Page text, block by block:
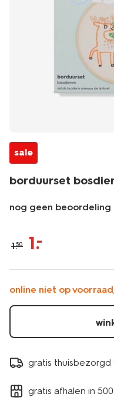
sale
borduurset
nog geen beoordeling
hobby/handwerken/
bosdieren-
1.50 1.–
online niet op
gratis thuisbezorgd
gratis afhalen in